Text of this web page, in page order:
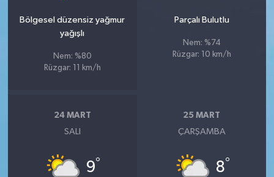
Bölgesel düzensiz yağmur
yağışlı
Nem: %80
Rüzgar: 11 km/h
Parçalı Bulutlu
Nem: %74
Rüzgar: 10 km/h
24 MART
SALI
9°
25 MART
ÇARŞAMBA
8°